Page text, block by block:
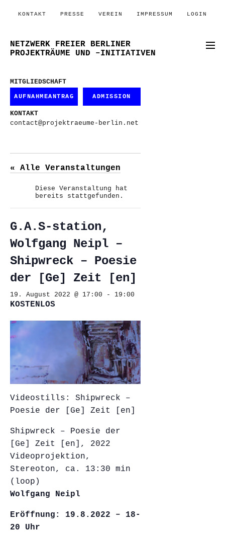
KONTAKT PRESSE VEREIN IMPRESSUM LOGIN
NETZWERK FREIER BERLINER
PROJEKTRÄUME UND –INITIATIVEN
MITGLIEDSCHAFT
AUFNAHMEANTRAG ADMISSION
KONTAKT
contact@projektraeume-berlin.net
« Alle Veranstaltungen
Diese Veranstaltung hat
bereits stattgefunden.
G.A.S-station,
Wolfgang Neipl –
Shipwreck – Poesie
der [Ge] Zeit [en]
19. August 2022 @ 17:00 - 19:00
KOSTENLOS
Videostills: Shipwreck –
Poesie der [Ge] Zeit [en]
Shipwreck – Poesie der
[Ge] Zeit [en], 2022
Videoprojektion,
Stereoton, ca. 13:30 min
(loop)
Wolfgang Neipl
Eröffnung: 19.8.2022 – 18-
20 Uhr